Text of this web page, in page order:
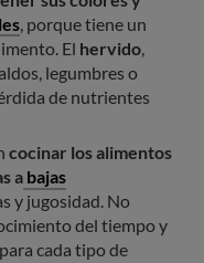
, porque tiene un
El hervido
legumbres o
de nutrientes
cocinar los alimentos
a bajas
y jugosidad. No
del tiempo y
cada tipo de